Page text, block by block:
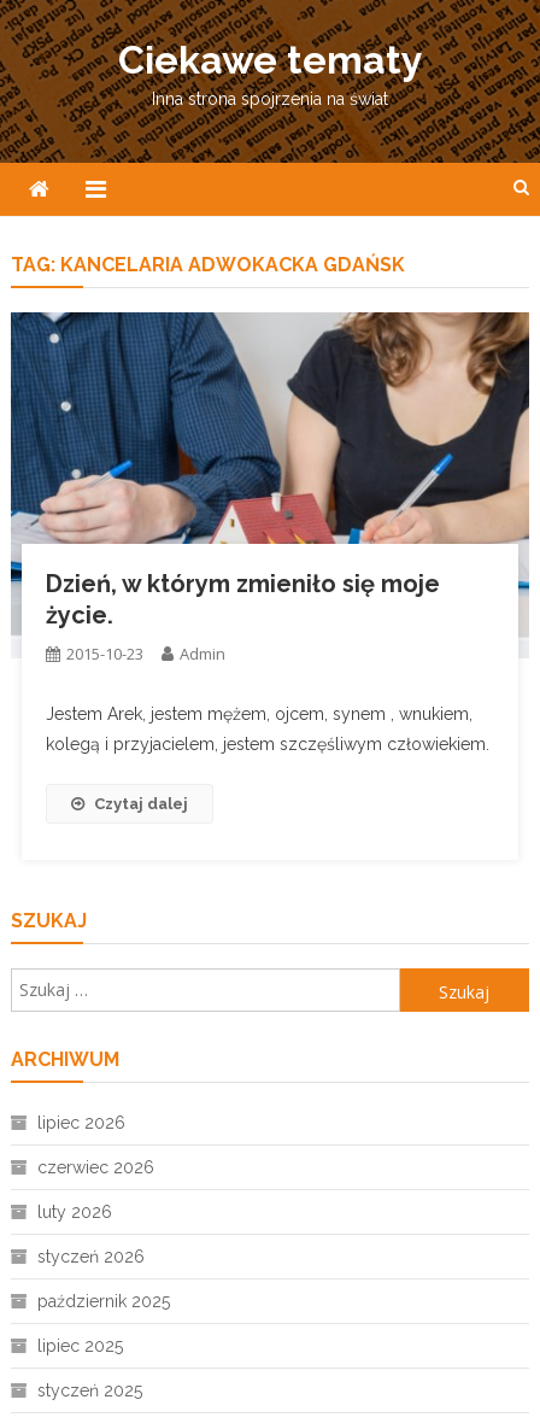
Skip
to
content
Ciekawe tematy
Inna strona spojrzenia na świat
TAG: KANCELARIA ADWOKACKA GDAŃSK
Dzień, w którym zmieniło się moje
życie.
2015-10-23 Admin
Jestem Arek, jestem mężem, ojcem, synem , wnukiem,
kolegą i przyjacielem, jestem szczęśliwym człowiekiem.
Czytaj dalej
SZUKAJ
ARCHIWUM
lipiec 2026
czerwiec 2026
luty 2026
styczeń 2026
październik 2025
lipiec 2025
styczeń 2025